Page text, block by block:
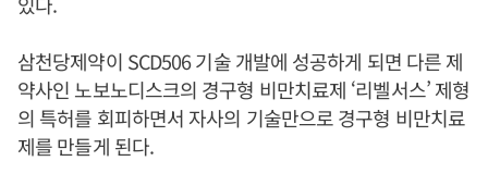
삼천당제약이 SCD506 기술 개발에 성공하게 되면 다른 제
약사인 노보노디스크의 경구형 비만치료제 ‘리벨서스’ 제형
의 특허를 회피하면서 자사의 기술만으로 경구형 비만치료
제를 만들게 된다.